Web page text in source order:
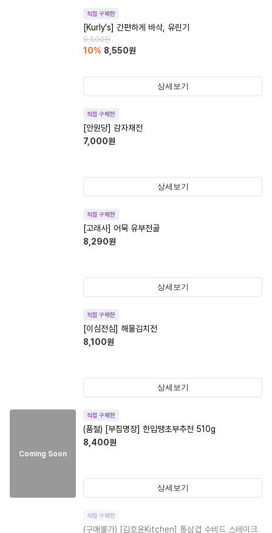
직접 구매한
[Kurly's] 간편하게 바삭, 유린기
9,500원
10% 8,550원
상세보기
직접 구매한
[안원당] 감자채전
7,000원
상세보기
직접 구매한
[고래사] 어묵 유부전골
8,290원
상세보기
직접 구매한
[이심전심] 해물김치전
8,100원
상세보기
Coming Soon
직접 구매한
(품절) [부침명장] 한입땡초부추전 510g
8,400원
상세보기
직접 구매한
(구매불가) [김호윤Kitchen] 통삼겹 수비드 스테이크